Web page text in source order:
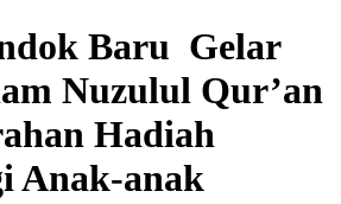
Baru Gelar
Nuzulul Qur’an
Hadiah
Anak-anak